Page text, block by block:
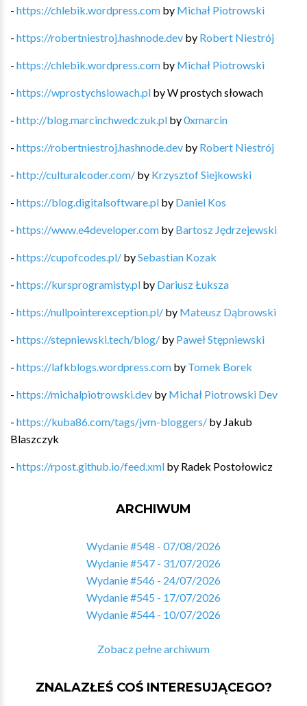
- https://chlebik.wordpress.com by Michał Piotrowski
- https://robertniestroj.hashnode.dev by Robert Niestrój
- https://chlebik.wordpress.com by Michał Piotrowski
- https://wprostychslowach.pl byW prostych słowach
- http://blog.marcinchwedczuk.pl by0xmarcin
- https://robertniestroj.hashnode.dev by Robert Niestrój
- http://culturalcoder.com/ by Krzysztof Siejkowski
- https://blog.digitalsoftware.pl by Daniel Kos
- https://www.e4developer.com by Bartosz Jędrzejewski
- https://cupofcodes.pl/ bySebastian Kozak
- https://kursprogramisty.pl by Dariusz Łuksza
- https://nullpointerexception.pl/ by Mateusz Dąbrowski
- https://stepniewski.tech/blog/ by Paweł Stępniewski
- https://lafkblogs.wordpress.com by Tomek Borek
- https://michalpiotrowski.dev by Michał Piotrowski Dev
- https://kuba86.com/tags/jvm-bloggers/ by Jakub
Blaszczyk
- https://rpost.github.io/feed.xml by Radek Postołowicz
ARCHIWUM
Wydanie #548 - 07/08/2026
Wydanie #547 - 31/07/2026
Wydanie #546 - 24/07/2026
Wydanie #545 - 17/07/2026
Wydanie #544 - 10/07/2026
Zobacz pełne archiwum
ZNALAZŁEŚ COŚ INTERESUJĄCEGO?